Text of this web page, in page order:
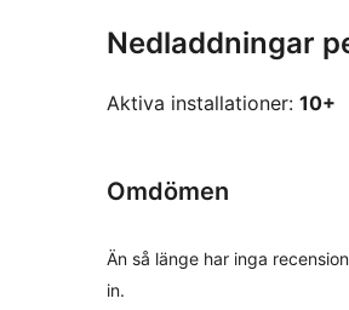
Nedladdningar
Aktiva installationer: 10+
Omdömen
Än så länge har inga
in.